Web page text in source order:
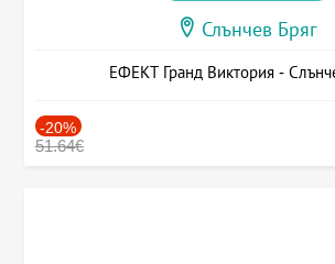
Слънчев Бряг
ЕФЕКТ Гранд Виктория -
-20%
51.64€